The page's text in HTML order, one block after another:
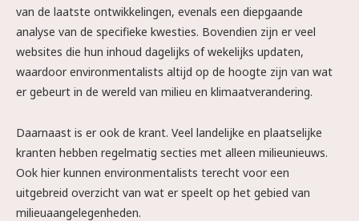
van de laatste ontwikkelingen, evenals een diepgaande
analyse van de specifieke kwesties. Bovendien zijn er veel
websites die hun inhoud dagelijks of wekelijks updaten,
waardoor environmentalists altijd op de hoogte zijn van wat
er gebeurt in de wereld van milieu en klimaatverandering.
Daarnaast is er ook de krant. Veel landelijke en plaatselijke
kranten hebben regelmatig secties met alleen milieunieuws.
Ook hier kunnen environmentalists terecht voor een
uitgebreid overzicht van wat er speelt op het gebied van
milieuaangelegenheden.